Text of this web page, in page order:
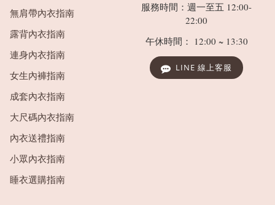
無肩帶內衣指南
露背內衣指南
連身內衣指南
女生內褲指南
成套內衣指南
大尺碼內衣指南
內衣送禮指南
小眾內衣指南
睡衣選購指南
服務時間：週一至五 12:00-
22:00
午休時間： 12:00 ~ 13:30
LINE 線上客服